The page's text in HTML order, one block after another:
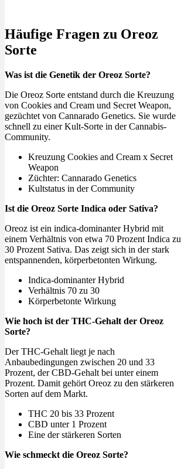
Häufige Fragen zu Oreoz
Sorte
Was ist die Genetik der Oreoz Sorte?
Die Oreoz Sorte entstand durch die Kreuzung
von Cookies and Cream und Secret Weapon,
gezüchtet von Cannarado Genetics. Sie wurde
schnell zu einer Kult-Sorte in der Cannabis-
Community.
Kreuzung Cookies and Cream x Secret
Weapon
Züchter: Cannarado Genetics
Kultstatus in der Community
Ist die Oreoz Sorte Indica oder Sativa?
Oreoz ist ein indica-dominanter Hybrid mit
einem Verhältnis von etwa 70 Prozent Indica zu
30 Prozent Sativa. Das zeigt sich in der stark
entspannenden, körperbetonten Wirkung.
Indica-dominanter Hybrid
Verhältnis 70 zu 30
Körperbetonte Wirkung
Wie hoch ist der THC-Gehalt der Oreoz
Sorte?
Der THC-Gehalt liegt je nach
Anbaubedingungen zwischen 20 und 33
Prozent, der CBD-Gehalt bei unter einem
Prozent. Damit gehört Oreoz zu den stärkeren
Sorten auf dem Markt.
THC 20 bis 33 Prozent
CBD unter 1 Prozent
Eine der stärkeren Sorten
Wie schmeckt die Oreoz Sorte?